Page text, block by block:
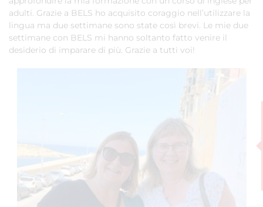
adulti. Grazie a BELS ho acquisito coraggio nell’utilizzare la
lingua ma due settimane sono state così brevi. Le mie due
settimane con BELS mi hanno soltanto fatto venire il
desiderio di imparare di più. Grazie a tutti voi!